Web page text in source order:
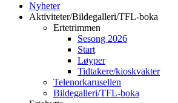
Nyheter
Aktiviteter/Bildegalleri/TFL-boka
Ertetrimmen
Sesong 2026
Start
Løyper
Tidtakere/kioskvakter
Telenorkarusellen
Bildegalleri/TFL-boka